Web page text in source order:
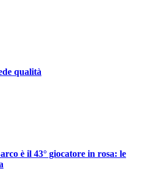
qualità
è il 43° giocatore in rosa: le